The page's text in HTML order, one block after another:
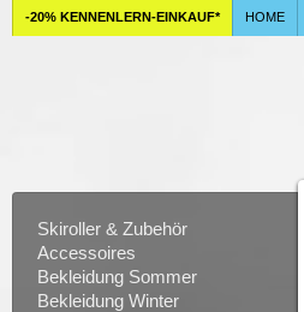
-20% KENNENLERN-EINKAUF* HOME
Skiroller & Zubehör
Accessoires
Bekleidung Sommer
Bekleidung Winter